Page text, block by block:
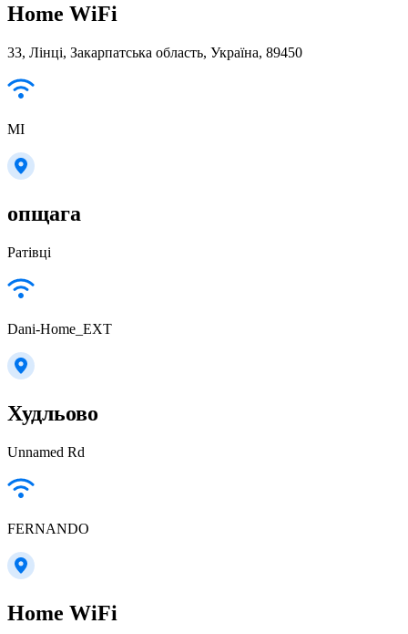
Home WiFi
33, Лінці, Закарпатська область, Україна, 89450
MI
опщага
Ратівці
Dani-Home_EXT
Худльово
Unnamed Rd
FERNANDO
Home WiFi